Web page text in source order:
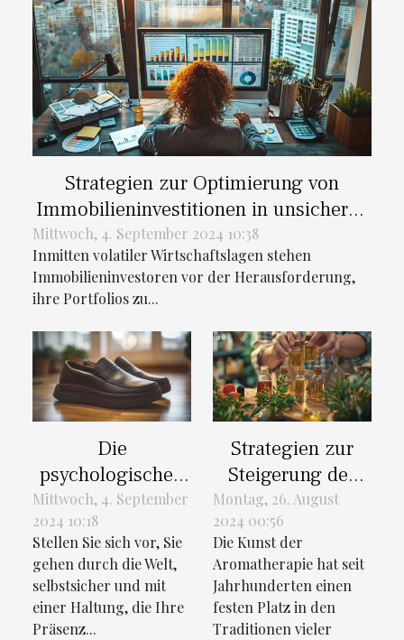
Strategien zur Optimierung von
Immobilieninvestitionen in unsicheren
Märkten
Mittwoch, 4. September 2024 10:38
Inmitten volatiler Wirtschaftslagen stehen
Immobilieninvestoren vor der Herausforderung,
ihre Portfolios zu...
Die
psychologischen
Vorteile von
Schuhen, die
heimlich die
Körpergröße
erhöhen
Mittwoch, 4. September
2024 10:18
Stellen Sie sich vor, Sie
gehen durch die Welt,
selbstsicher und mit
einer Haltung, die Ihre
Präsenz...
Strategien zur
Steigerung des
Wohlbefindens
durch
Aromatherapie
Montag, 26. August
2024 00:56
Die Kunst der
Aromatherapie hat seit
Jahrhunderten einen
festen Platz in den
Traditionen vieler